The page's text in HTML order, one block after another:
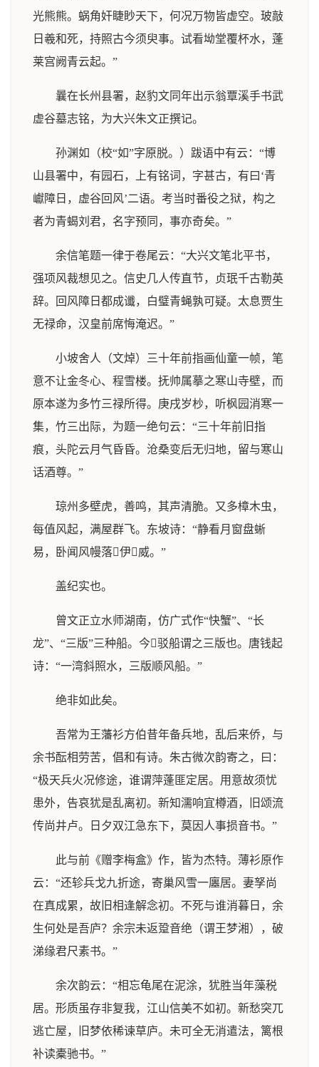
光熊熊。蜗角奸睫眇天下，何况万物皆虚空。玻敲
日羲和死，持照古今须臾事。试看坳堂覆杯水，蓬
莱宫阙青云起。”
曩在长州县署，赵豹文同年出示翁覃溪手书武
虚谷墓志铭，为大兴朱文正撰记。
孙渊如（校“如”字原脱。）跋语中有云：“博
山县署中，有园石，上有铭词，字甚古，有曰‘青
巘障日，虚谷回风’二语。考当时番役之狱，构之
者为青蝎刘君，名字预同，事亦奇矣。”
余信笔题一律于卷尾云：“大兴文笔北平书，
强项风裁想见之。信史几人传直节，贞珉千古勒英
辞。回风障日都成谶，白璧青蝇孰可疑。太息贾生
无禄命，汉皇前席悔淹迟。”
小坡舍人（文焯）三十年前指画仙童一帧，笔
意不让金冬心、程雪楼。抚帅属摹之寒山寺壁，而
原本遂为多竹三禄所得。庚戌岁杪，听枫园消寒一
集，竹三出际，为题一绝句云：“三十年前旧指
痕，头陀云月气昏昏。沧桑变后无归地，留与寒山
话酒尊。”
琼州多壁虎，善鸣，其声清脆。又多樟木虫，
每值风起，满屋群飞。东坡诗：“静看月窗盘蜥
易，卧闻风幔落伊威。”
盖纪实也。
曾文正立水师湖南，仿广式作“快蟹”、“长
龙”、“三版”三种船。今驳船谓之三版也。唐钱起
诗：“一湾斜照水，三版顺风船。”
绝非如此矣。
吾常为王藩衫方伯昔年备兵地，乱后来侨，与
余书酝相劳苦，倡和有诗。朱古微次韵寄之，曰：
“极天兵火况修途，谁谓萍蓬匪定居。用意故须忧
患外，告哀犹是乱离初。新知濡响宜樽酒，旧颂流
传尚井卢。日夕双江急东下，莫因人事损音书。”
此与前《赠李梅盒》作，皆为杰特。薄衫原作
云：“还轸兵戈九折途，寄巢风雪一廛居。妻孥尚
在真成累，故旧相逢解念初。不死与谁消暮日，余
生何处是吾庐？余宗未返跫音绝（谓王梦湘），破
涕缘君尺素书。”
余次韵云：“相忘龟尾在泥涂，犹胜当年藻税
居。形质虽存非复我，江山信美不如初。新愁突兀
逃亡屋，旧梦依稀谏草庐。未可全无消遣法，篱根
补读橐驰书。”